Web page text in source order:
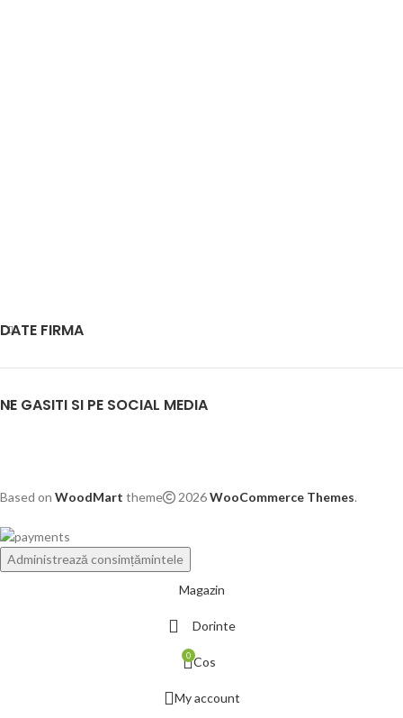
DATE FIRMA
NE GASITI SI PE SOCIAL MEDIA
Based on WoodMart theme 2026WooCommerce Themes.
Administrează consimțămintele
Magazin
Dorinte
0 Cos
My account